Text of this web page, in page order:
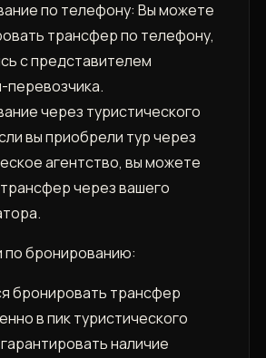
по телефону: Вы можете
трансфер по телефону‚
с представителем
перевозчика.
через туристического
вы приобрели тур через
агентство‚ вы можете
через вашего
бронированию:
бронировать трансфер
в пик туристического
наличие